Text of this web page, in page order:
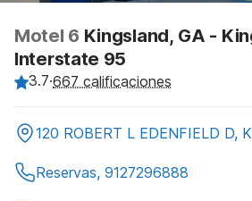
Motel 6 Kingsland, GA -
Interstate 95
3.7·667 calificaciones
120 ROBERT L EDENFIELD D,
Reservas, 9127296888